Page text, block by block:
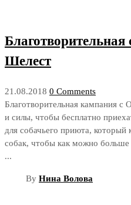
Шелест
21.08.2018 0 Comments
Благотворительная кампания
и силы, чтобы бесплатно
для собачьего приюта, который
собак, чтобы как можно больше
...
By Нина Волова